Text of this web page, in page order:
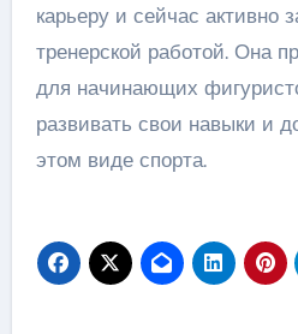
карьеру и сейчас активно
тренерской работой. Она
для начинающих
развивать свои навыки и
этом виде спорта.